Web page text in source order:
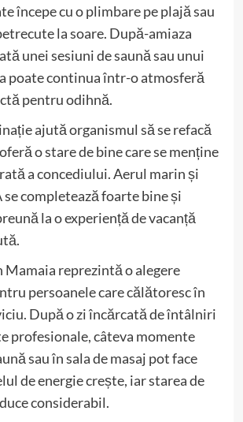
începe cu o plimbare pe plajă sau
la soare. După-amiaza
unei sesiuni de saună sau unui
poate continua într-o atmosferă
pentru odihnă.
ajută organismul să se refacă
o stare de bine care se menține
a concediului. Aerul marin și
completează foarte bine și
la o experiență de vacanță
Mamaia reprezintă o alegere
persoanele care călătoresc în
După o zi încărcată de întâlniri
profesionale, câteva momente
sau în sala de masaj pot face
de energie crește, iar starea de
considerabil.